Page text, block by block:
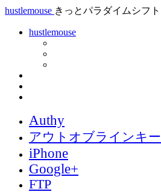
hustlemouse きっとパラダイムシフト
hustlemouse
Authy
アウトオブラインキー
iPhone
Google+
FTP